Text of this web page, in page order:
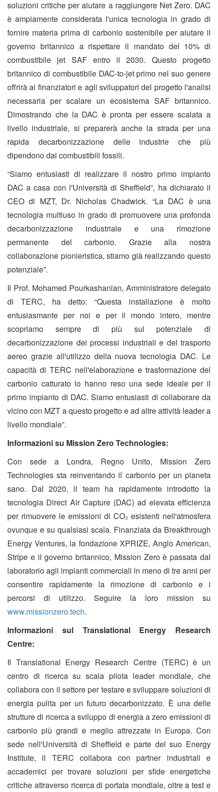
soluzioni critiche per aiutare a raggiungere Net Zero. DAC
è ampiamente considerata l'unica tecnologia in grado di
fornire materia prima di carbonio sostenibile per aiutare il
governo britannico a rispettare il mandato del 10% di
combustibile jet SAF entro il 2030. Questo progetto
britannico di combustibile DAC-to-jet primo nel suo genere
offrirà ai finanziatori e agli sviluppatori del progetto l'analisi
necessaria per scalare un ecosistema SAF britannico.
Dimostrando che la DAC è pronta per essere scalata a
livello industriale, si preparerà anche la strada per una
rapida decarbonizzazione delle industrie che più
dipendono dai combustibili fossili.
“Siamo entusiasti di realizzare il nostro primo impianto
DAC a casa con l'Università di Sheffield”, ha dichiarato il
CEO di MZT, Dr. Nicholas Chadwick. “La DAC è una
tecnologia multiuso in grado di promuovere una profonda
decarbonizzazione industriale e una rimozione
permanente del carbonio. Grazie alla nostra
collaborazione pionieristica, stiamo già realizzando questo
potenziale”.
Il Prof. Mohamed Pourkashanian, Amministratore delegato
di TERC, ha detto: “Questa installazione è molto
entusiasmante per noi e per il mondo intero, mentre
scopriamo sempre di più sul potenziale di
decarbonizzazione dei processi industriali e del trasporto
aereo grazie all'utilizzo della nuova tecnologia DAC. Le
capacità di TERC nell'elaborazione e trasformazione del
carbonio catturato lo hanno reso una sede ideale per il
primo impianto di DAC. Siamo entusiasti di collaborare da
vicino con MZT a questo progetto e ad altre attività leader a
livello mondiale”.
Informazioni su Mission Zero Technologies:
Con sede a Londra, Regno Unito, Mission Zero
Technologies sta reinventando il carbonio per un pianeta
sano. Dal 2020, il team ha rapidamente introdotto la
tecnologia Direct Air Capture (DAC) ad elevata efficienza
per rimuovere le emissioni di CO₂ esistenti nell'atmosfera
ovunque e su qualsiasi scala. Finanziata da Breakthrough
Energy Ventures, la fondazione XPRIZE, Anglo American,
Stripe e il governo britannico, Mission Zero è passata dal
laboratorio agli impianti commerciali in meno di tre anni per
consentire rapidamente la rimozione di carbonio e i
percorsi di utilizzo. Seguire la loro mission su
www.missionzero.tech.
Informazioni sul Translational Energy Research
Centre:
Il Translational Energy Research Centre (TERC) è un
centro di ricerca su scala pilota leader mondiale, che
collabora con il settore per testare e sviluppare soluzioni di
energia pulita per un futuro decarbonizzato. È una delle
strutture di ricerca a sviluppo di energia a zero emissioni di
carbonio più grandi e meglio attrezzate in Europa. Con
sede nell'Università di Sheffield e parte del suo Energy
Institute, il TERC collabora con partner industriali e
accademici per trovare soluzioni per sfide energetiche
critiche attraverso ricerca di portata mondiale, oltre a test e